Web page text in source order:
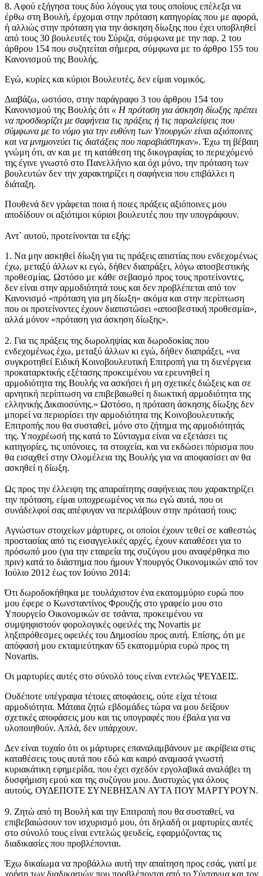
8. Αφού εξήγησα τους δύο λόγους για τους οποίους επέλεξα να
έρθω στη Βουλή, έρχομαι στην πρόταση κατηγορίας που με αφορά,
ή αλλιώς στην πρόταση για την άσκηση δίωξης που έχει υποβληθεί
από τους 30 βουλευτές του Σύριζα, σύμφωνα με την παρ. 2 του
άρθρου 154 που συζητείται σήμερα, σύμφωνα με το άρθρο 155 του
Κανονισμού της Βουλής.
Εγώ, κυρίες και κύριοι Βουλευτές, δεν είμαι νομικός.
Διαβάζω, ωστόσο, στην παράγραφο 3 του άρθρου 154 του
Κανονισμού της Βουλής ότι « Η πρόταση για άσκηση δίωξης πρέπει
να προσδιορίζει με σαφήνεια τις πράξεις ή τις παραλείψεις που
σύμφωνα με το νόμο για την ευθύνη των Υπουργών είναι αξιόποινες
και να μνημονεύει τις διατάξεις που παραβιάστηκαν». Έχω τη βέβαιη
γνώμη ότι, αν και με τη κατάθεση της δικογραφίας το περιεχόμενό
της έγινε γνωστό στο Πανελλήνιο και όχι μόνο, την πρόταση των
βουλευτών δεν την χαρακτηρίζει η σαφήνεια που επιβάλλει η
διάταξη.
Πουθενά δεν γράφεται ποια ή ποιες πράξεις αξιόποινες μου
αποδίδουν οι αξιότιμοι κύριοι βουλευτές που την υπογράφουν.
Αντ` αυτού, προτείνονται τα εξής:
1. Να μην ασκηθεί δίωξη για τις πράξεις απιστίας που ενδεχομένως
έχω, μεταξύ άλλων κι εγώ, δήθεν διαπράξει, λόγω αποσβεστικής
προθεσμίας. Ωστόσο με κάθε σεβασμό προς τους προτείνοντες,
δεν είναι στην αρμοδιότητά τους και δεν προβλέπεται από τον
Κανονισμό «πρόταση για μη δίωξη» ακόμα και στην περίπτωση
που οι προτείνοντες έχουν διαπιστώσει «αποσβεστική προθεσμία»,
αλλά μόνον «πρόταση για άσκηση δίωξης».
2. Για τις πράξεις της δωροληψίας και δωροδοκίας που
ενδεχομένως έχω, μεταξύ άλλων κι εγώ, δήθεν διαπράξει, «να
συγκροτηθεί Ειδική Κοινοβουλευτική Επιτροπή για τη διενέργεια
προκαταρκτικής εξέτασης προκειμένου να ερευνηθεί η
αρμοδιότητα της Βουλής να ασκήσει ή μη σχετικές διώξεις και σε
αρνητική περίπτωση να επιβεβαιωθεί η διωκτική αρμοδιότητα της
ελληνικής Δικαιοσύνης.» Ωστόσο, η πρόταση άσκησης δίωξης δεν
μπορεί να περιορίσει την αρμοδιότητα της Κοινοβουλευτικής
Επιτροπής που θα συσταθεί, μόνο στο ζήτημα της αρμοδιότητάς
της. Υποχρέωσή της κατά το Σύνταγμα είναι να εξετάσει τις
κατηγορίες, τις υπόνοιες, τα στοιχεία, και να εκδώσει πόρισμα που
θα εισαχθεί στην Ολομέλεια της Βουλής για να αποφασίσει αν θα
ασκηθεί η δίωξη.
Ως προς την έλλειψη της απαραίτητης σαφήνειας που χαρακτηρίζει
την πρόταση, είμαι υποχρεωμένος να πω εγώ αυτά, που οι
συνάδελφοί σας απέφυγαν να περιλάβουν στην πρότασή τους:
Αγνώστων στοιχείων μάρτυρες, οι οποίοι έχουν τεθεί σε καθεστώς
προστασίας από τις εισαγγελικές αρχές, έχουν καταθέσει για το
πρόσωπό μου (για την εταιρεία της συζύγου μου αναφέρθηκα πιο
πριν) κατά το διάστημα που ήμουν Υπουργός Οικονομικών από τον
Ιούλιο 2012 έως τον Ιούνιο 2014:
Ότι δωροδοκήθηκα με τουλάχιστον ένα εκατομμύριο ευρώ που
μου έφερε ο Κωνσταντίνος Φρουζής στο γραφείο μου στο
Υπουργείο Οικονομικών σε τσάντα, προκειμένου να
συμψηφιστούν φορολογικές οφειλές της Novartis με
ληξιπρόθεσμες οφειλές του Δημοσίου προς αυτή. Επίσης, ότι με
απόφασή μου εκταμιεύτηκαν 65 εκατομμύρια ευρώ προς τη
Novartis.
Οι μαρτυρίες αυτές στο σύνολό τους είναι εντελώς ΨΕΥΔΕΙΣ.
Ουδέποτε υπέγραψα τέτοιες αποφάσεις, ούτε είχα τέτοια
αρμοδιότητα. Μάταια ζητώ εβδομάδες τώρα να μου δείξουν
σχετικές αποφάσεις μου και τις υπογραφές που έβαλα για να
υλοποιηθούν. Απλά, δεν υπάρχουν.
Δεν είναι τυχαίο ότι οι μάρτυρες επαναλαμβάνουν με ακρίβεια στις
καταθέσεις τους αυτά που εδώ και καιρό αναμασά γνωστή
κυριακάτικη εφημερίδα, που έχει σχεδόν εργολαβικά αναλάβει τη
δυσφήμιση εμού και της συζύγου μου. Δυστυχώς για όλους
αυτούς, ΟΥΔΕΠΟΤΕ ΣΥΝΕΒΗΣΑΝ ΑΥΤΑ ΠΟΥ ΜΑΡΤΥΡΟΥΝ.
9. Ζητώ από τη Βουλή και την Επιτροπή που θα συσταθεί, να
επιβεβαιώσουν τον ισχυρισμό μου, ότι δηλαδή οι μαρτυρίες αυτές
στο σύνολό τους είναι εντελώς ψευδείς, εφαρμόζοντας τις
διαδικασίες που προβλέπονται.
Έχω δικαίωμα να προβάλλω αυτή την απαίτηση προς εσάς, γιατί με
χρήση των διαδικασιών που προβλέπονται από το Σύνταγμα και τον